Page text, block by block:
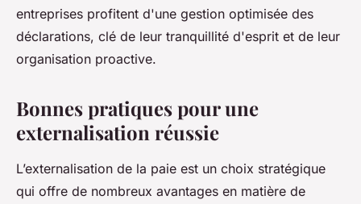
entreprises profitent d'une gestion optimisée des
déclarations, clé de leur tranquillité d'esprit et de leur
organisation proactive.
Bonnes pratiques pour une
externalisation réussie
L’externalisation de la paie est un choix stratégique
qui offre de nombreux avantages en matière de